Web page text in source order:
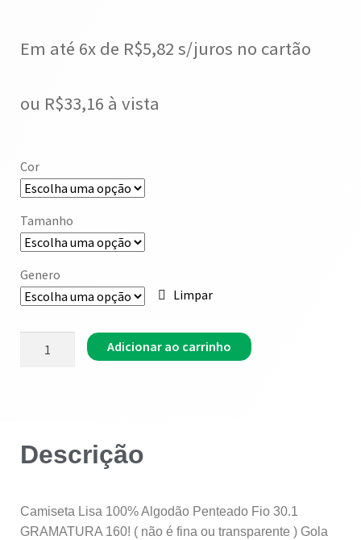
Em até 6x de R$5,82 s/juros no cartão
ou R$33,16 à vista
Cor
Tamanho
Genero
Limpar
Adicionar ao carrinho
Descrição
Camiseta Lisa 100% Algodão Penteado Fio 30.1
GRAMATURA 160! ( não é fina ou transparente ) Gola